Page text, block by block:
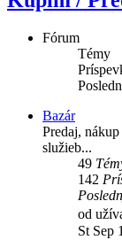
Fórum
Témy
Bazár
Predaj,
služieb...
49
142
od
St Sep